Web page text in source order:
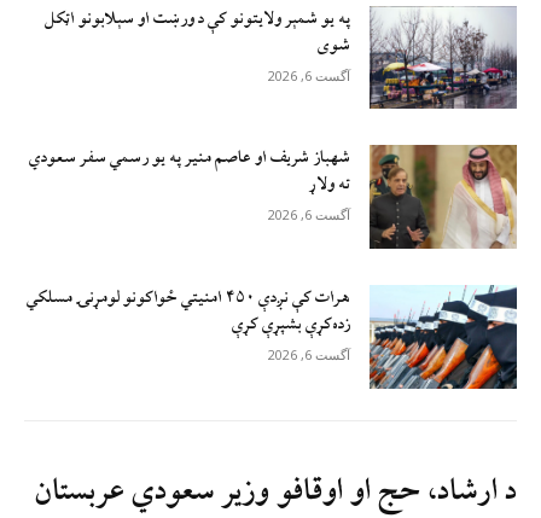
په یو شمېر ولایتونو کې د ورښت او سېلابونو اټکل
شوی
آگست 6, 2026
شهباز شریف او عاصم منیر په یو رسمي سفر سعودي
ته ولاړ
آگست 6, 2026
هرات کې نږدې ۴۵۰ امنيتي ځواکونو لومړنۍ مسلکي
زده‌کړې بشپړې کړې
آگست 6, 2026
د ارشاد، حج او اوقافو وزیر سعودي عربستان